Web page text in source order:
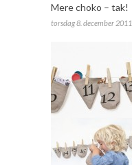
Mere choko – tak!
torsdag 8. december 2011